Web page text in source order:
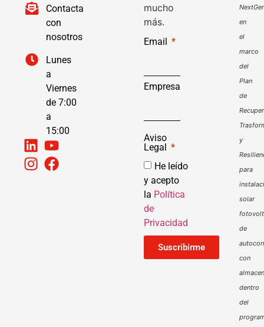
Contacta
con
nosotros
Lunes
a
Viernes
de 7:00
a
15:00
mucho
más.
Email
Empresa
Aviso
Legal
He leído
y acepto
la Política
de
Privacidad
Suscribirme
en
el
marco
del
Plan
de
y
para
solar
de
con
dentro
del